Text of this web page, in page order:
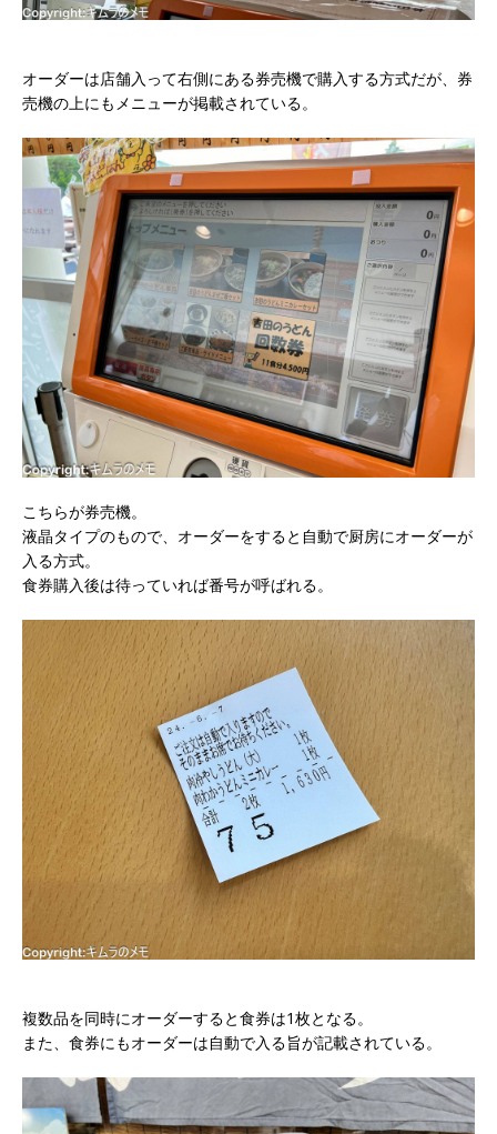
オーダーは店舗入って右側にある券売機で購入する方式だが、券
売機の上にもメニューが掲載されている。
こちらが券売機。
液晶タイプのもので、オーダーをすると自動で厨房にオーダーが
入る方式。
食券購入後は待っていれば番号が呼ばれる。
複数品を同時にオーダーすると食券は1枚となる。
また、食券にもオーダーは自動で入る旨が記載されている。